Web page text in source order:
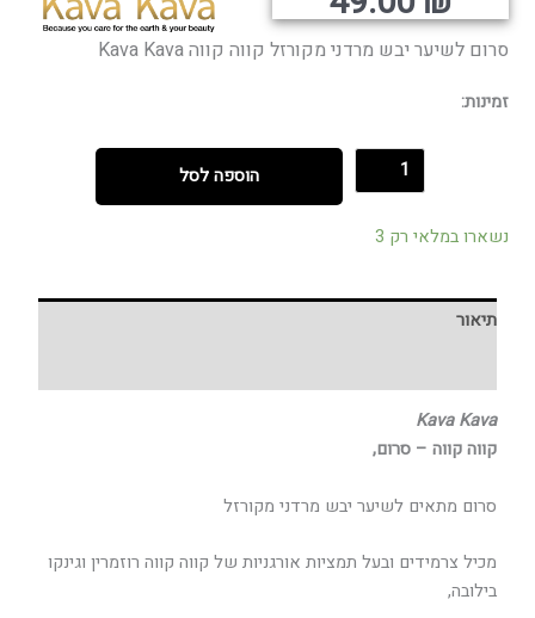
סרום לשיער יבש מרדני מקורזל קווה קווה Kava Kava
היה:
הוא:
זמינות:
הוספה לסל
נשארו במלאי רק 3
תיאור
Kava Kava
קווה קווה – סרום,
סרום מתאים לשיער יבש מרדני מקורזל
מכיל צרמידים ובעל תמציות אורגניות של קווה קווה רוזמרין וגינקו
בילובה,